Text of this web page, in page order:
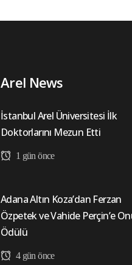
Arel News
İstanbul Arel Üniversitesi İlk
Doktorlarını Mezun Etti
1 gün önce
Adana Altın Koza’dan Ferzan
Özpetek ve Vahide Perçin’e
Ödülü
4 gün önce